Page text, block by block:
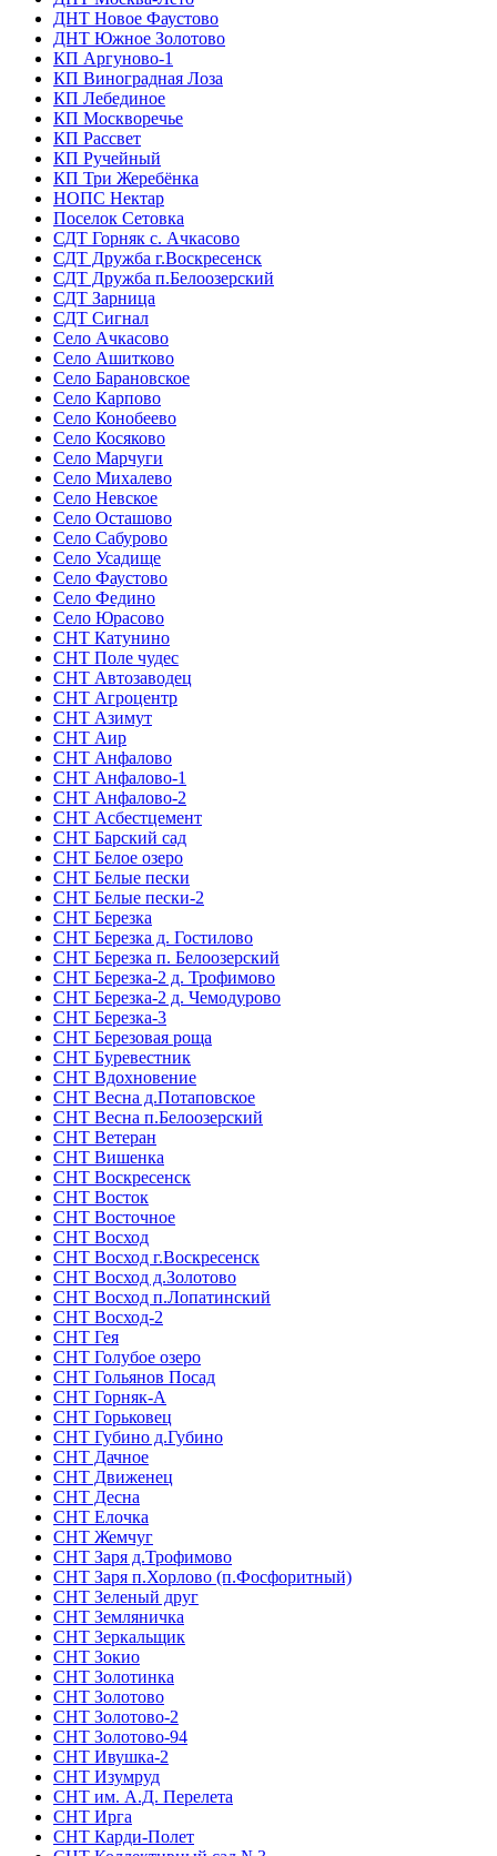
ДНТ Новое Фаустово
ДНТ Южное Золотово
КП Аргуново-1
КП Виноградная Лоза
КП Лебединое
КП Москворечье
КП Рассвет
КП Ручейный
КП Три Жеребёнка
НОПС Нектар
Поселок Сетовка
СДТ Горняк с. Ачкасово
СДТ Дружба г.Воскресенск
СДТ Дружба п.Белоозерский
СДТ Зарница
СДТ Сигнал
Село Ачкасово
Село Ашитково
Село Барановское
Село Карпово
Село Конобеево
Село Косяково
Село Марчуги
Село Михалево
Село Невское
Село Осташово
Село Сабурово
Село Усадище
Село Фаустово
Село Федино
Село Юрасово
СНТ Катунино
СНТ Поле чудес
СНТ Автозаводец
СНТ Агроцентр
СНТ Азимут
СНТ Аир
СНТ Анфалово
СНТ Анфалово-1
СНТ Анфалово-2
СНТ Асбестцемент
СНТ Барский сад
СНТ Белое озеро
СНТ Белые пески
СНТ Белые пески-2
СНТ Березка
СНТ Березка д. Гостилово
СНТ Березка п. Белоозерский
СНТ Березка-2 д. Трофимово
СНТ Березка-2 д. Чемодурово
СНТ Березка-3
СНТ Березовая роща
СНТ Буревестник
СНТ Вдохновение
СНТ Весна д.Потаповское
СНТ Весна п.Белоозерский
СНТ Ветеран
СНТ Вишенка
СНТ Воскресенск
СНТ Восток
СНТ Восточное
СНТ Восход
СНТ Восход г.Воскресенск
СНТ Восход д.Золотово
СНТ Восход п.Лопатинский
СНТ Восход-2
СНТ Гея
СНТ Голубое озеро
СНТ Гольянов Посад
СНТ Горняк-А
СНТ Горьковец
СНТ Губино д.Губино
СНТ Дачное
СНТ Движенец
СНТ Десна
СНТ Елочка
СНТ Жемчуг
СНТ Заря д.Трофимово
СНТ Заря п.Хорлово (п.Фосфоритный)
СНТ Зеленый друг
СНТ Земляничка
СНТ Зеркальщик
СНТ Зокио
СНТ Золотинка
СНТ Золотово
СНТ Золотово-2
СНТ Золотово-94
СНТ Ивушка-2
СНТ Изумруд
СНТ им. А.Д. Перелета
СНТ Ирга
СНТ Карди-Полет